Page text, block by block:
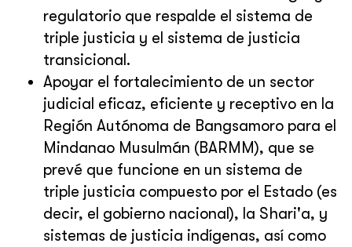
regulatorio que respalde el sistema de
triple justicia y el sistema de justicia
transicional.
Apoyar el fortalecimiento de un sector
judicial eficaz, eficiente y receptivo en la
Región Autónoma de Bangsamoro para el
Mindanao Musulmán (BARMM), que se
prevé que funcione en un sistema de
triple justicia compuesto por el Estado (es
decir, el gobierno nacional), la Shari'a, y
sistemas de justicia indígenas, así como